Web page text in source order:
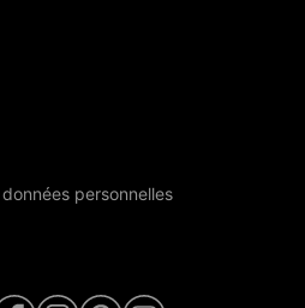
personnelles